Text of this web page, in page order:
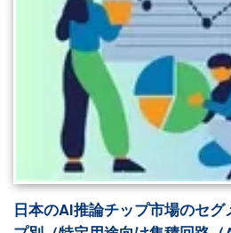
日本のAI推論チップ市場のセ